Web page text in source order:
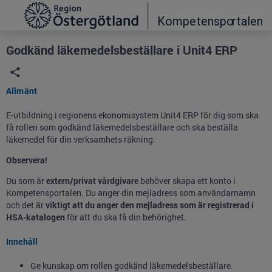
Grade
Portal
Godkänd läkemedelsbeställare i Unit4 ERP
Allmänt
E-utbildning i regionens ekonomisystem Unit4 ERP för dig som ska
få rollen som godkänd läkemedelsbeställare och ska beställa
läkemedel för din verksamhets räkning.
Observera!
Du som ärextern/privat vårdgivare behöver skapa ett konto i
Kompetensportalen. Du anger din mejladress som användarnamn
och det ärviktigt att du anger den mejladress som är registrerad i
HSA-katalogen för att du ska få din behörighet.
Innehåll
Ge kunskap om rollen godkänd läkemedelsbeställare.